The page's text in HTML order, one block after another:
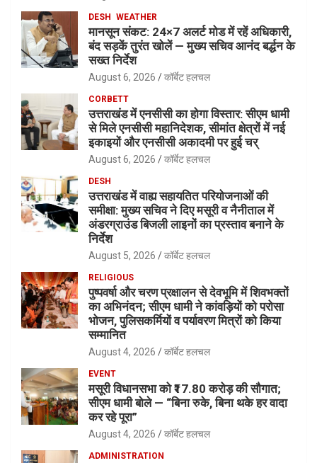
DESH WEATHER
मानसून संकट: 24×7 अलर्ट मोड में रहें अधिकारी,
बंद सड़कें तुरंत खोलें — मुख्य सचिव आनंद बर्द्धन के
सख्त निर्देश
August 6, 2026 कॉर्बेट हलचल
CORBETT
उत्तराखंड में एनसीसी का होगा विस्तार: सीएम धामी
से मिले एनसीसी महानिदेशक, सीमांत क्षेत्रों में नई
इकाइयों और एनसीसी अकादमी पर हुई चर्
August 6, 2026 कॉर्बेट हलचल
DESH
उत्तराखंड में वाह्य सहायतित परियोजनाओं की
समीक्षा: मुख्य सचिव ने दिए मसूरी व नैनीताल में
अंडरग्राउंड बिजली लाइनों का प्रस्ताव बनाने के
निर्देश
August 5, 2026 कॉर्बेट हलचल
RELIGIOUS
पुष्पवर्षा और चरण प्रक्षालन से देवभूमि में शिवभक्तों
का अभिनंदन; सीएम धामी ने कांवड़ियों को परोसा
भोजन, पुलिसकर्मियों व पर्यावरण मित्रों को किया
सम्मानित
August 4, 2026 कॉर्बेट हलचल
EVENT
मसूरी विधानसभा को ₹17.80 करोड़ की सौगात;
सीएम धामी बोले — “बिना रुके, बिना थके हर वादा
कर रहे पूरा”
August 4, 2026 कॉर्बेट हलचल
ADMINISTRATION